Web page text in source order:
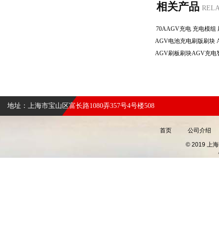
相关产品
70AAGV充电 充电模
地址：上海市宝山区富长路1080弄357号4号楼508
首页 公司介绍
© 2019 上